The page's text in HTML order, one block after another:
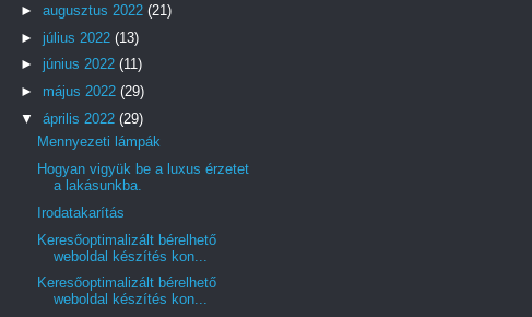
► augusztus 2022 (21)
► július 2022 (13)
► június 2022 (11)
► május 2022 (29)
▼ április 2022 (29)
Mennyezeti lámpák
Hogyan vigyük be a luxus érzetet
a lakásunkba.
Irodatakarítás
Keresőoptimalizált bérelhető
weboldal készítés kon...
Keresőoptimalizált bérelhető
weboldal készítés kon...